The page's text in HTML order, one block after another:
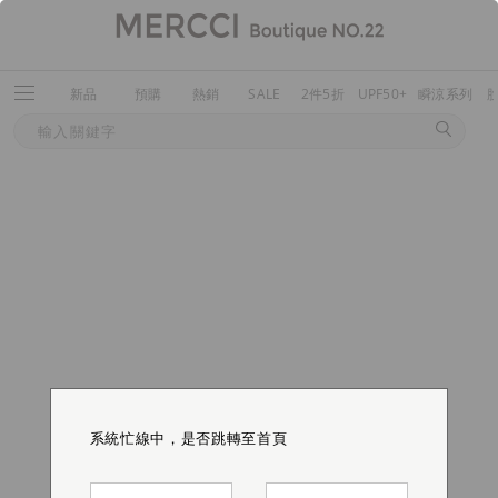
新品 預購 熱銷 SALE 2件5折 UPF50+ 瞬涼系列
系統忙線中，是否跳轉至首頁
系統忙線中，是否跳轉至首頁
系統忙線中，是否跳轉至首頁
系統忙線中，是否跳轉至首頁
系統忙線中，是否跳轉至首頁